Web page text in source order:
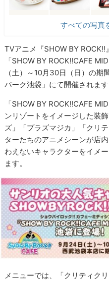
すべての写真
TVアニメ『SHOW BY
「SHOW BY ROCK!!CAFE
（土）～10月30日（日）の
パーク池袋」にて開催されます
「SHOW BY ROCK!!CAFE
ンリゾートをイメージした装
ズ」「プラズマジカ」「クリ
ターたちのアニメシーンが店
わえないキャラクターをイメ
ます。
メニューでは、「クリティク